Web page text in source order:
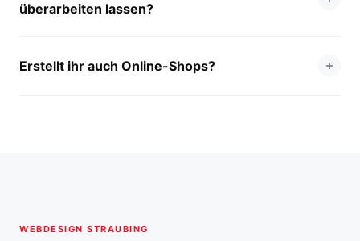
überarbeiten lassen?
Erstellt ihr auch Online-Shops?
WEBDESIGN STRAUBING